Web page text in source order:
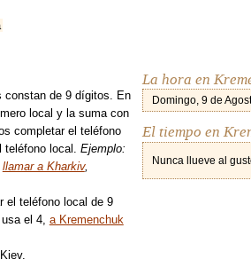
La hora en
Domingo, 9 de
El tiempo en
Nunca llueve al
constan de 9 dígitos. En
local y la suma con
completar el teléfono
teléfono local. Ejemplo:
llamar a Kharkiv,
el teléfono local de 9
el 4, a Kremenchuk